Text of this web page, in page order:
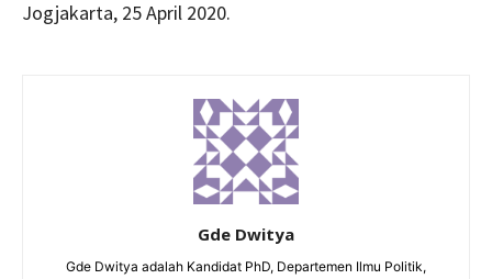
Jogjakarta, 25 April 2020.
Gde Dwitya
Gde Dwitya adalah Kandidat PhD, Departemen Ilmu Politik,